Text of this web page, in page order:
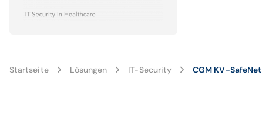
Startseite Lösungen IT-Security CGM KV-SafeNet